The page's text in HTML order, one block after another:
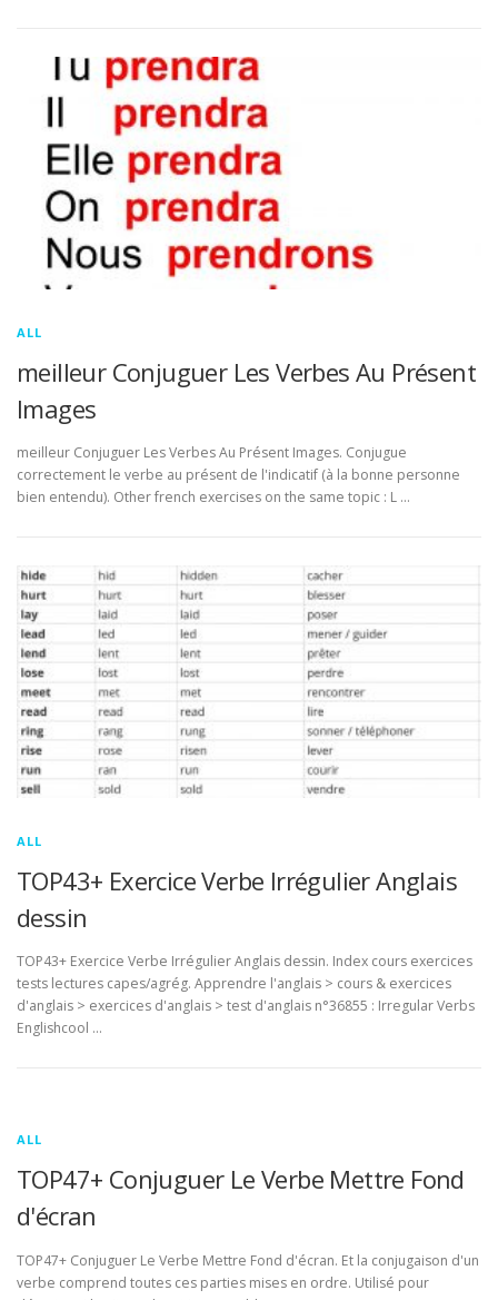
ALL
meilleur Conjuguer Les Verbes Au Présent
Images
meilleur Conjuguer Les Verbes Au Présent Images. Conjugue
correctement le verbe au présent de l'indicatif (à la bonne personne
bien entendu). Other french exercises on the same topic : L …
ALL
TOP43+ Exercice Verbe Irrégulier Anglais
dessin
TOP43+ Exercice Verbe Irrégulier Anglais dessin. Index cours exercices
tests lectures capes/agrég. Apprendre l'anglais > cours & exercices
d'anglais > exercices d'anglais > test d'anglais n°36855 : Irregular Verbs
Englishcool …
ALL
TOP47+ Conjuguer Le Verbe Mettre Fond
d'écran
TOP47+ Conjuguer Le Verbe Mettre Fond d'écran. Et la conjugaison d'un
verbe comprend toutes ces parties mises en ordre. Utilisé pour